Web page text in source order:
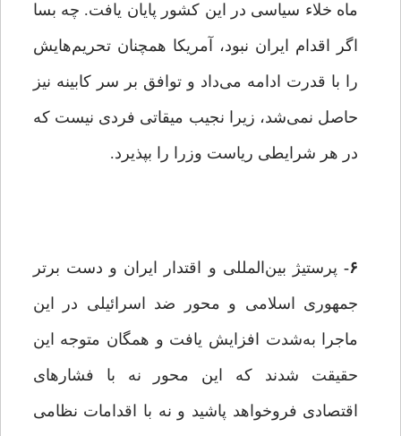
ماه خلاء سیاسی در این کشور پایان ‌یافت. چه بسا
اگر اقدام ایران نبود، آمریکا همچنان تحریم‌هایش
را با قدرت ادامه می‌داد و توافق بر سر کابینه نیز
حاصل نمی‌شد، زیرا نجیب میقاتی فردی نیست که
در هر شرایطی ریاست وزرا را بپذیرد.‌
۶- پرستیژ بین‌المللی و اقتدار ایران و دست برتر
جمهوری اسلامی و محور ضد اسرائیلی در این
ماجرا به‌شدت افزایش یافت و همگان متوجه این
حقیقت شدند که این ‌محور نه با فشارهای
اقتصادی فروخواهد پاشید و نه با اقدامات نظامی